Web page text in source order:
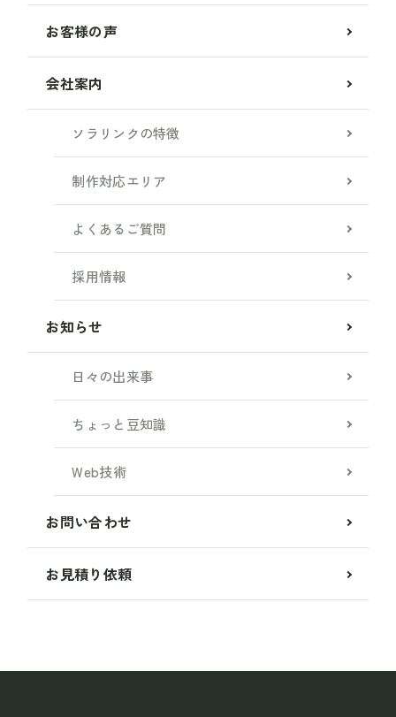
お客様の声
会社案内
ソラリンクの特徴
制作対応エリア
よくあるご質問
採用情報
お知らせ
日々の出来事
ちょっと豆知識
Web技術
お問い合わせ
お見積り依頼